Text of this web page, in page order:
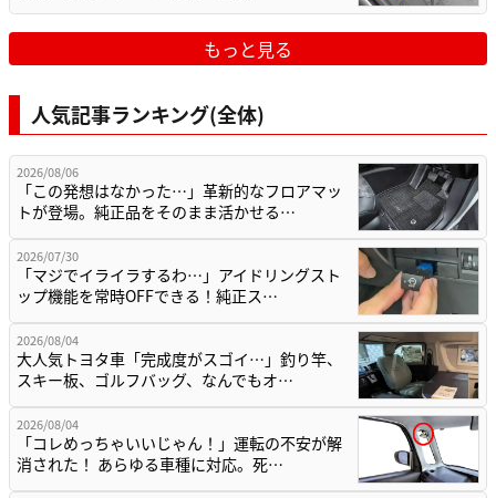
もっと見る
人気記事ランキング(全体)
2026/08/06
「この発想はなかった…」革新的なフロアマッ
トが登場。純正品をそのまま活かせる…
2026/07/30
「マジでイライラするわ…」アイドリングスト
ップ機能を常時OFFできる！純正ス…
2026/08/04
大人気トヨタ車「完成度がスゴイ…」釣り竿、
スキー板、ゴルフバッグ、なんでもオ…
2026/08/04
「コレめっちゃいいじゃん！」運転の不安が解
消された！ あらゆる車種に対応。死…